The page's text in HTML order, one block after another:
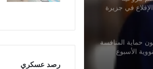
في جزيرة
حماية المنافسة
الأسبوع
رصد عسكري